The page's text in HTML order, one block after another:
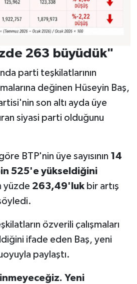
263 büyüdük"
parti teşkilatlarının
değinen Hüseyin Baş,
son altı ayda üye
siyasi parti olduğunu
BTP'nin üye sayısının 14
525'e yükseldiğini
yüzde 263,49'lukbir artış
özverili çalışmaları
ifade eden Baş, yeni
paylaştı.
Yeni